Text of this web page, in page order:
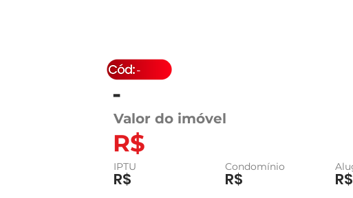
-
R$
Valor do imóvel
-
R$
IPTU
R$
Condomínio
R$